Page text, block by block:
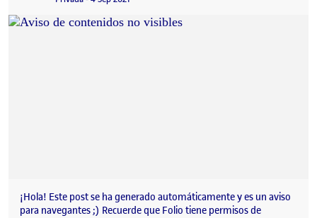
¡Hola! Este post se ha generado automáticamente y es un aviso
para navegantes ;) Recuerde que Folio tiene permisos de